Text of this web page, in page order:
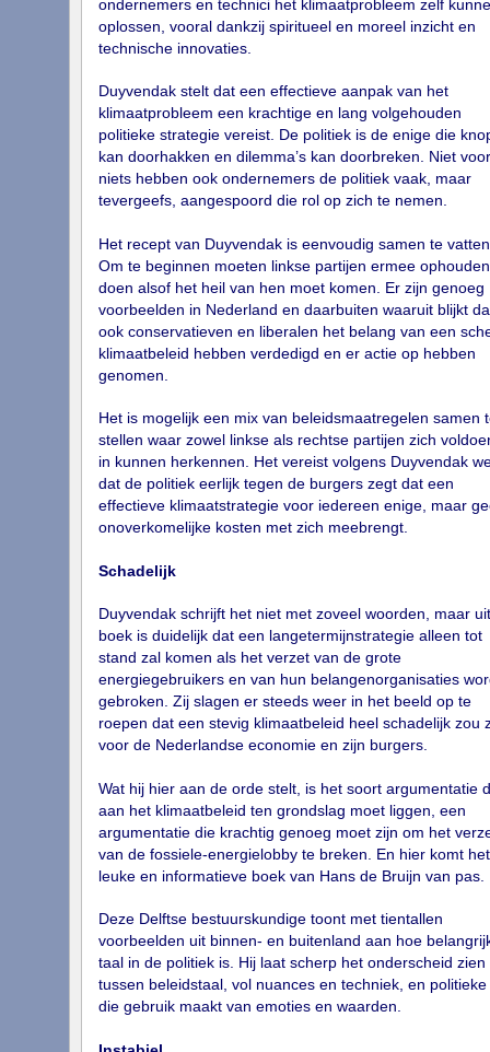
ondernemers en technici het klimaatprobleem zelf
oplossen, vooral dankzij spiritueel en moreel inzicht en
technische innovaties.
Duyvendak stelt dat een effectieve aanpak van het
klimaatprobleem een krachtige en lang volgehouden
politieke strategie vereist. De politiek is de enige die
kan doorhakken en dilemma’s kan doorbreken. Niet voor
niets hebben ook ondernemers de politiek vaak, maar
tevergeefs, aangespoord die rol op zich te nemen.
Het recept van Duyvendak is eenvoudig samen te
Om te beginnen moeten linkse partijen ermee
doen alsof het heil van hen moet komen. Er zijn genoeg
voorbeelden in Nederland en daarbuiten waaruit blijkt
ook conservatieven en liberalen het belang van een
klimaatbeleid hebben verdedigd en er actie op hebben
genomen.
Het is mogelijk een mix van beleidsmaatregelen samen
stellen waar zowel linkse als rechtse partijen zich
in kunnen herkennen. Het vereist volgens Duyvendak
dat de politiek eerlijk tegen de burgers zegt dat een
effectieve klimaatstrategie voor iedereen enige, maar
onoverkomelijke kosten met zich meebrengt.
Schadelijk
Duyvendak schrijft het niet met zoveel woorden, maar
boek is duidelijk dat een langetermijnstrategie alleen tot
stand zal komen als het verzet van de grote
energiegebruikers en van hun belangenorganisaties
gebroken. Zij slagen er steeds weer in het beeld op te
roepen dat een stevig klimaatbeleid heel schadelijk zou
voor de Nederlandse economie en zijn burgers.
Wat hij hier aan de orde stelt, is het soort argumentatie
aan het klimaatbeleid ten grondslag moet liggen, een
argumentatie die krachtig genoeg moet zijn om het
van de fossiele-energielobby te breken. En hier komt het
leuke en informatieve boek van Hans de Bruijn van pas.
Deze Delftse bestuurskundige toont met tientallen
voorbeelden uit binnen- en buitenland aan hoe
taal in de politiek is. Hij laat scherp het onderscheid zien
tussen beleidstaal, vol nuances en techniek, en politieke
die gebruik maakt van emoties en waarden.